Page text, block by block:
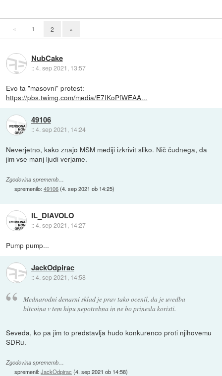
« 1 2 »
NubCake
::4. sep 2021, 13:57
Evo ta "masovni" protest:
https://pbs.twimg.com/media/E7IKoPfWEAA...
49106
::4. sep 2021, 14:24
Neverjetno, kako znajo MSM mediji izkrivit sliko. Nič čudnega, da
jim vse manj ljudi verjame.
Zgodovina sprememb…
spremenilo:49106(4. sep 2021 ob 14:25)
IL_DIAVOLO
::4. sep 2021, 14:27
Pump pump...
JackOdpirac
::4. sep 2021, 14:58
Mednarodni denarni sklad je prav tako ocenil, da je uvedba
bitcoina v tem hipu nepotrebna in ne bo prinesla koristi.
Seveda, ko pa jim to predstavlja hudo konkurenco proti njihovemu
SDRu.
Zgodovina sprememb…
spremenil:JackOdpirac (4. sep 2021 ob 14:58)